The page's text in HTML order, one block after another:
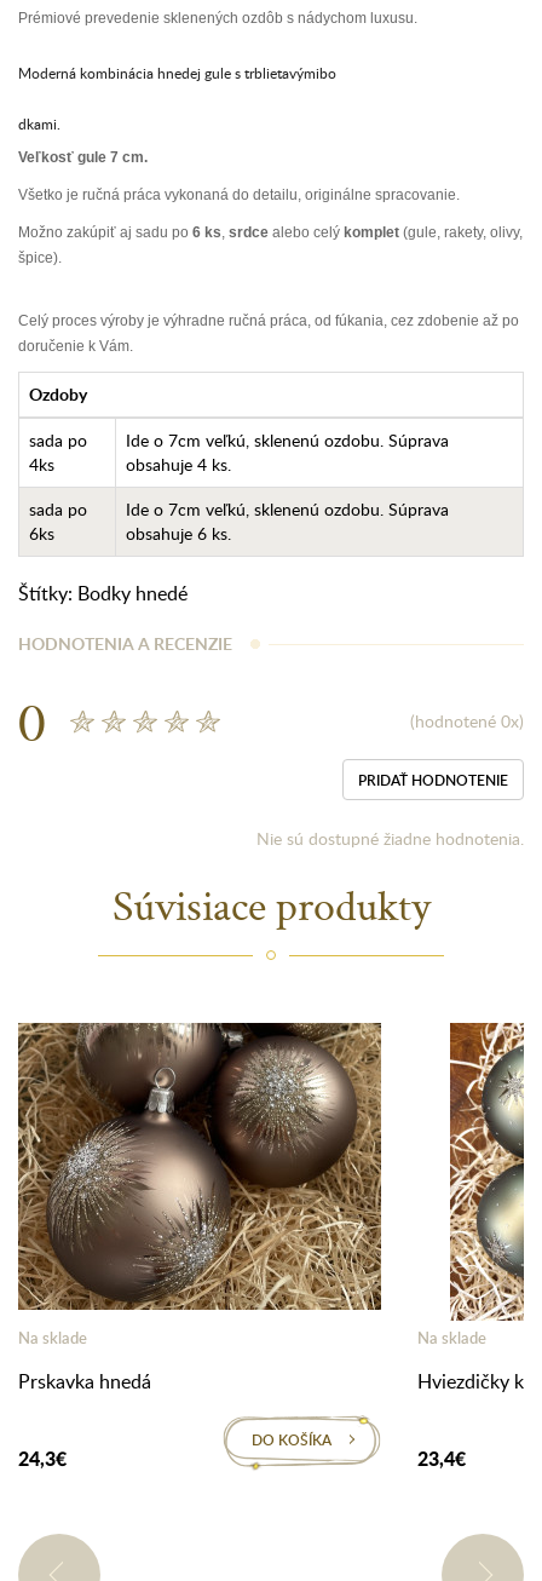
Prémiové prevedenie sklenených ozdôb s nádychom luxusu.
Moderná kombinácia hnedej gule s trblietavýmibo
dkami.
Veľkosť gule 7 cm.
Všetko je ručná práca vykonaná do detailu, originálne spracovanie.
Možno zakúpiť aj sadu po 6 ks, srdce alebo celý komplet (gule, rakety, olivy,
špice).
Celý proces výroby je výhradne ručná práca, od fúkania, cez zdobenie až po
doručenie k Vám.
Ozdoby
sada po
4ks
Ide o 7cm veľkú, sklenenú ozdobu. Súprava
obsahuje 4 ks.
sada po
6ks
Ide o 7cm veľkú, sklenenú ozdobu. Súprava
obsahuje 6 ks.
Štítky: Bodky hnedé
HODNOTENIA A RECENZIE
0 (hodnotené 0x)
PRIDAŤ HODNOTENIE
Nie sú dostupné žiadne hodnotenia.
Súvisiace produkty
Na sklade
Prskavka hnedá
24,3€
DO KOŠÍKA
Na sklade
Hviezdičky
23,4€